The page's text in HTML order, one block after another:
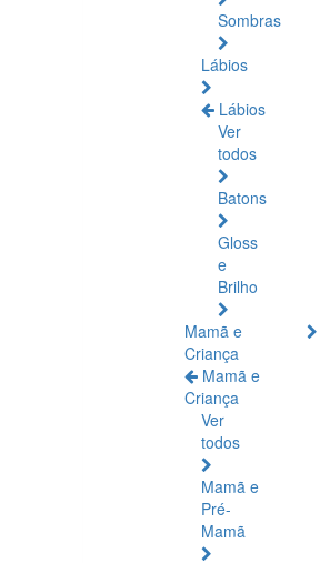
Sombras
Lábios
Lábios
Ver
todos
Batons
Gloss
e
Brilho
Mamã e
Criança
Mamã e
Criança
Ver
todos
Mamã e
Pré-
Mamã